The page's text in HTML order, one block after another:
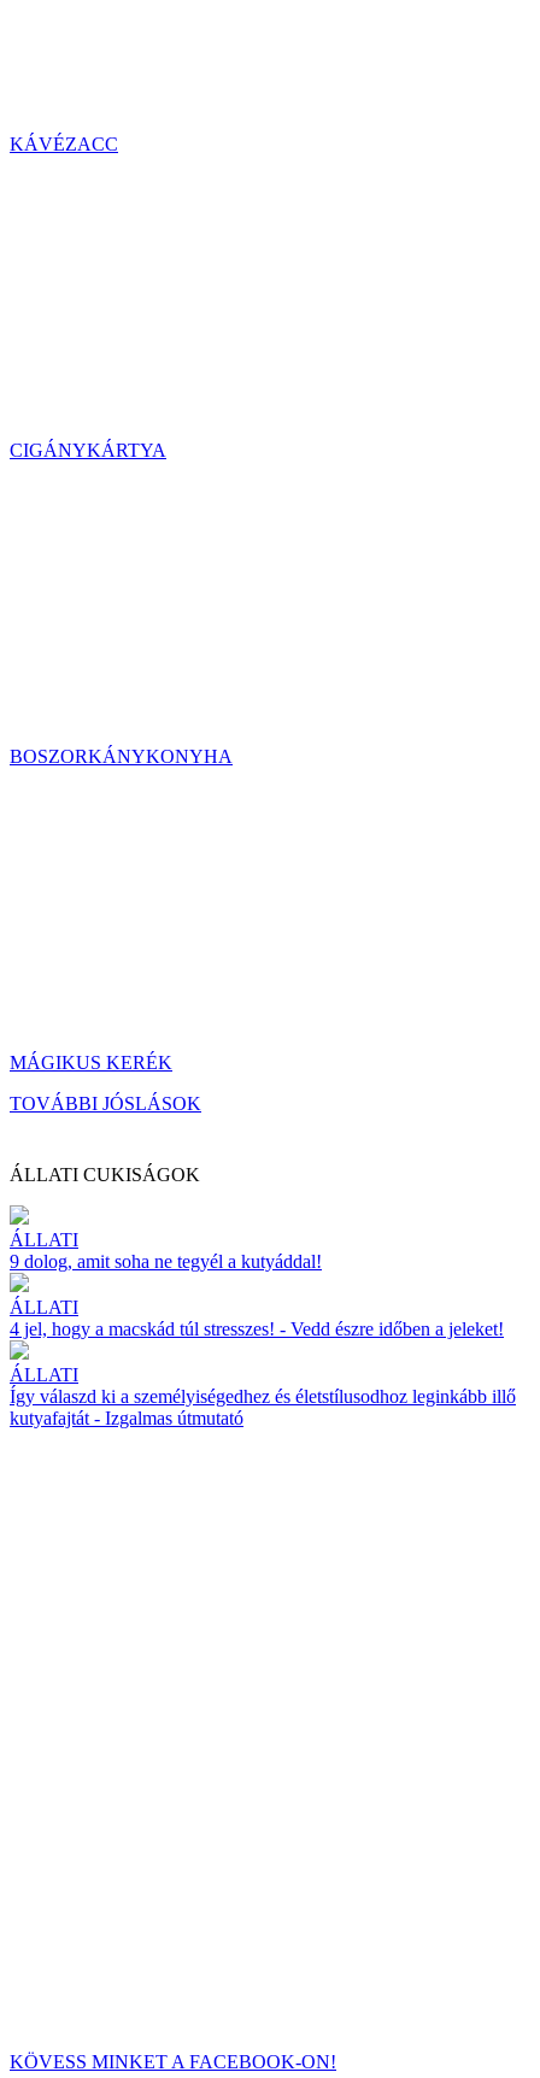
KÁVÉZACC
CIGÁNYKÁRTYA
BOSZORKÁNYKONYHA
MÁGIKUS KERÉK
TOVÁBBI JÓSLÁSOK
ÁLLATI CUKISÁGOK
ÁLLATI
9 dolog, amit soha ne tegyél a kutyáddal!
ÁLLATI
4 jel, hogy a macskád túl stresszes! - Vedd észre időben a jeleket!
ÁLLATI
Így válaszd ki a személyiségedhez és életstílusodhoz leginkább illő
kutyafajtát - Izgalmas útmutató
KÖVESS MINKET A FACEBOOK-ON!